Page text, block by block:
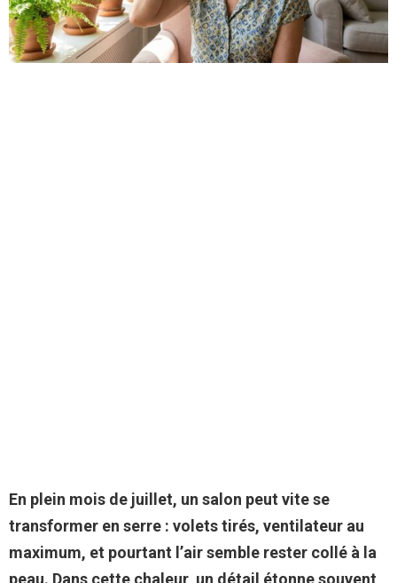
En plein mois de juillet, un salon peut vite se
transformer en serre : volets tirés, ventilateur au
maximum, et pourtant l’air semble rester collé à la